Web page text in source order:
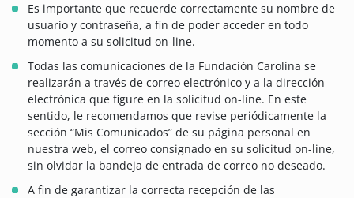
Es importante que recuerde correctamente su nombre de
usuario y contraseña, a fin de poder acceder en todo
momento a su solicitud on-line.
Todas las comunicaciones de la Fundación Carolina se
realizarán a través de correo electrónico y a la dirección
electrónica que figure en la solicitud on-line. En este
sentido, le recomendamos que revise periódicamente la
sección “Mis Comunicados” de su página personal en
nuestra web, el correo consignado en su solicitud on-line,
sin olvidar la bandeja de entrada de correo no deseado.
A fin de garantizar la correcta recepción de las